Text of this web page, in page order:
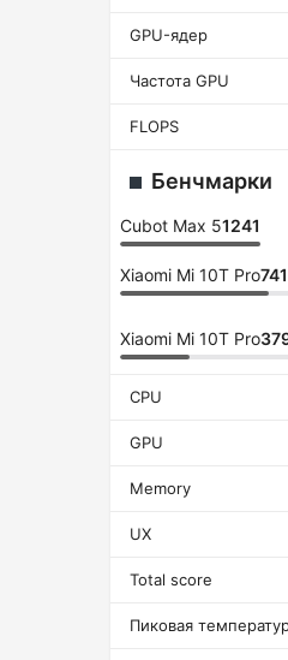
GPU-ядер
Частота GPU
FLOPS
Бенчмарки
Cubot Max 51241
Xiaomi Mi 10T Pro
Xiaomi Mi 10T Pro
CPU
GPU
Memory
UX
Total score
Пиковая